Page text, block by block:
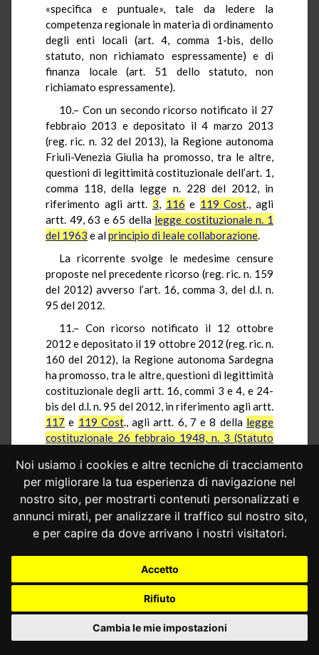
Noi usiamo i cookies e altre tecniche di tracciamento
per migliorare la tua esperienza di navigazione nel
nostro sito, per mostrarti contenuti personalizzati e
annunci mirati, per analizzare il traffico sul nostro sito,
e per capire da dove arrivano i nostri visitatori.
Accetto
Rifiuto
Cambia le mie impostazioni
«specifica e puntuale», tale da ledere la
competenza regionale in materia di ordinamento
degli enti locali (art. 4, comma 1-bis, dello
statuto, non richiamato espressamente) e di
finanza locale (art. 51 dello statuto, non
richiamato espressamente).
10.– Con un secondo ricorso notificato il 27
febbraio 2013 e depositato il 4 marzo 2013
(reg. ric. n. 32 del 2013), la Regione autonoma
Friuli-Venezia Giulia ha promosso, tra le altre,
questioni di legittimità costituzionale dell’art. 1,
comma 118, della legge n. 228 del 2012, in
riferimento agli artt. 3, 116 e 119 Cost., agli
artt. 49, 63 e 65 della legge costituzionale n. 1
del 1963 e alprincipio di leale collaborazione.
La ricorrente svolge le medesime censure
proposte nel precedente ricorso (reg. ric. n. 159
del 2012) avverso l’art. 16, comma 3, del d.l. n.
95 del 2012.
11.– Con ricorso notificato il 12 ottobre
2012 e depositato il 19 ottobre 2012 (reg. ric. n.
160 del 2012), la Regione autonoma Sardegna
ha promosso, tra le altre, questioni di legittimità
costituzionale degli artt. 16, commi 3 e 4, e 24-
bis del d.l. n. 95 del 2012, in riferimento agli artt.
117 e 119 Cost., agli artt. 6, 7 e 8 della legge
costituzionale 26 febbraio 1948, n. 3 (Statuto
collaborazione.
Con riguardo all’art. 16, comma 3, la
ricorrente premette che lo Stato non ha ancora
provveduto a conferire piena attuazione all’art.
8 dello statuto, che ha rideterminato le forme di
compartecipazione della Regione Sardegna ai
tributi erariali. Il contributo richiesto appare
perciò lesivo, secondo la ricorrente, dell’art. 8
dello statuto e del principio di leale
collaborazione, non potendo lo Stato operare
accantonamenti prima di avere adempiuto ai